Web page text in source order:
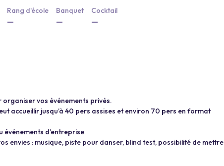
Rang d'école
—
Banquet
—
Cocktail
—
organiser vos événements privés.
accueillir jusqu’à 40 pers assises et environ 70 pers en format
d’entreprise
envies : musique, piste pour danser, blind test, possibilité de mettre